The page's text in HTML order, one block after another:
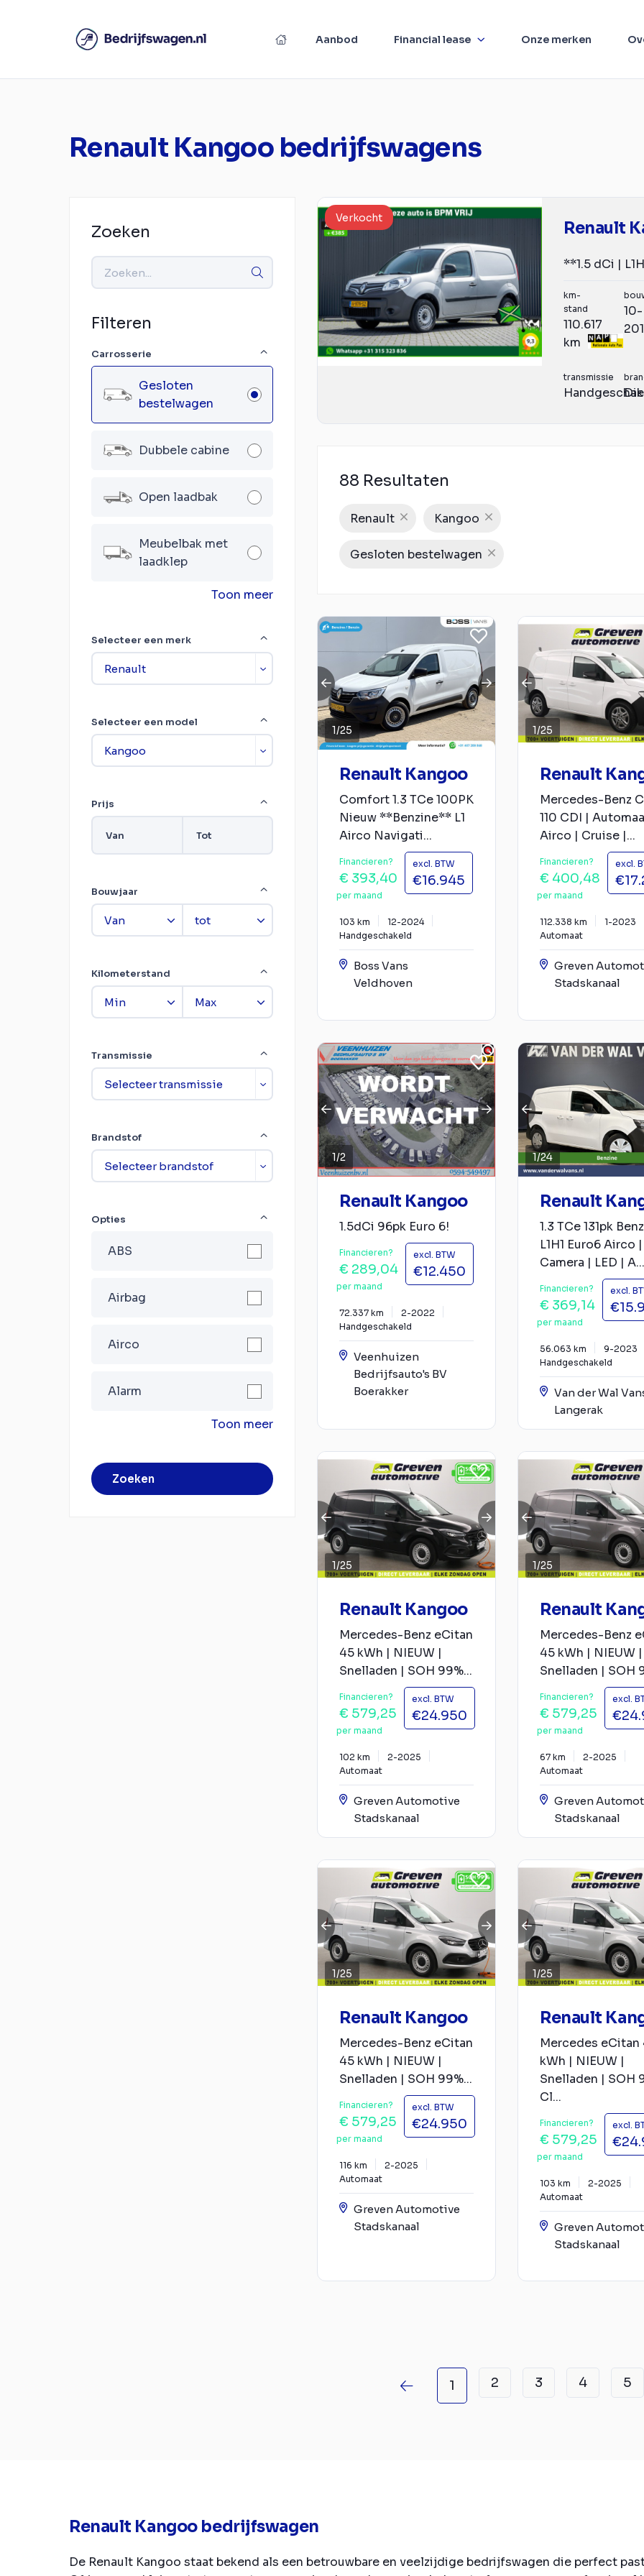
Aanbod Financial lease Onze merken
Renault Kangoo bedrijfswagens
Zoeken
Filteren
Carrosserie
Gesloten
bestelwagen
Dubbele cabine
Open laadbak
Meubelbak met
laadklep
Toon meer
Selecteer een merk
Selecteer een model
Prijs
Van Tot
Bouwjaar
Kilometerstand
Transmissie
Brandstof
Opties
ABS
Airbag
Airco
Alarm
Toon meer
Zoeken
Verkocht
Renault
km-
stand
110.617
km
10-
transmissie
88 Resultaten
Renault Kangoo
Gesloten bestelwagen
1/25
Renault Kangoo
Comfort 1.3 TCe 100PK
Nieuw **Benzine** L1
Airco Navigati...
Financieren?
€ 393,40
per maand
excl. BTW
€16.945
103 km
12-2024
Handgeschakeld
Boss Vans
Veldhoven
1/25
Renault
Mercedes-Benz
110 CDI |
Airco | Cruise |...
Financieren?
€ 400,48
per maand
excl.
112.338 km
1-2023
Automaat
Greven
Stadskanaal
1/2
Renault Kangoo
1.5dCi 96pk Euro 6!
Financieren?
€ 289,04
per maand
excl. BTW
€12.450
72.337 km
2-2022
Handgeschakeld
Veenhuizen
Bedrijfsauto's BV
Boerakker
1/24
Renault
1.3 TCe 131pk
L1H1 Euro6 Airco |
Camera | LED | A...
Financieren?
€ 369,14
per maand
excl.
56.063 km
9-2023
Handgeschakeld
Van der Wal
Langerak
1/25
Renault Kangoo
Mercedes-Benz eCitan
45 kWh | NIEUW |
Snelladen | SOH 99%...
Financieren?
€ 579,25
per maand
excl. BTW
€24.950
102 km
2-2025
Automaat
Greven Automotive
Stadskanaal
1/25
Renault
Mercedes-Benz
45 kWh | NIEUW |
Snelladen | SOH
Financieren?
€ 579,25
per maand
excl.
67 km
2-2025
Automaat
Greven
Stadskanaal
1/25
Renault Kangoo
Mercedes-Benz eCitan
45 kWh | NIEUW |
Snelladen | SOH 99%...
Financieren?
€ 579,25
per maand
excl. BTW
€24.950
116 km
2-2025
Automaat
Greven Automotive
Stadskanaal
1/25
Renault
Mercedes eCitan
kWh | NIEUW |
Snelladen | SOH
Cl...
Financieren?
€ 579,25
per maand
excl.
103 km
2-2025
Automaat
Greven
Stadskanaal
1 2 3 4 5
Renault Kangoo bedrijfswagen
De Renault Kangoo staat bekend als een betrouwbare en veelzijdige bedrijfswagen die perfect